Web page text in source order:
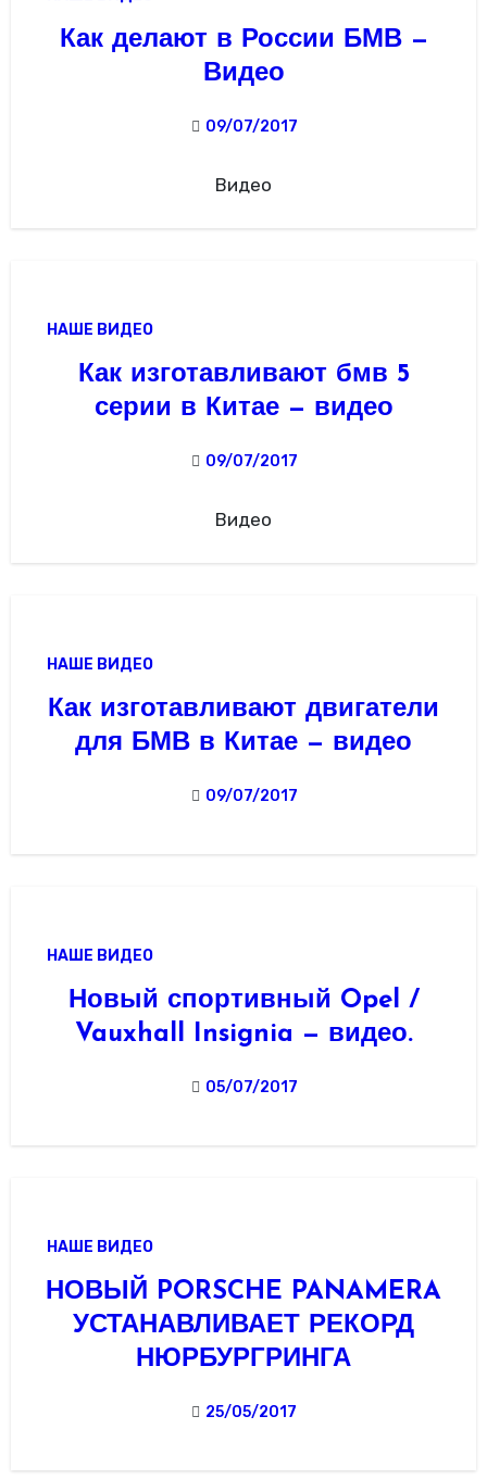
Как делают в России БМВ —
Видео
09/07/2017
Видео
НАШЕ ВИДЕО
Как изготавливают бмв 5
серии в Китае — видео
09/07/2017
Видео
НАШЕ ВИДЕО
Как изготавливают двигатели
для БМВ в Китае — видео
09/07/2017
НАШЕ ВИДЕО
Новый спортивный Opel /
Vauxhall Insignia — видео.
05/07/2017
НАШЕ ВИДЕО
НОВЫЙ PORSCHE PANAMERA
УСТАНАВЛИВАЕТ РЕКОРД
НЮРБУРГРИНГА
25/05/2017